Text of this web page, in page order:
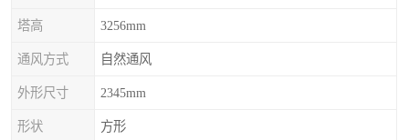
塔高 3256mm
通风方式 自然通风
外形尺寸 2345mm
形状 方形